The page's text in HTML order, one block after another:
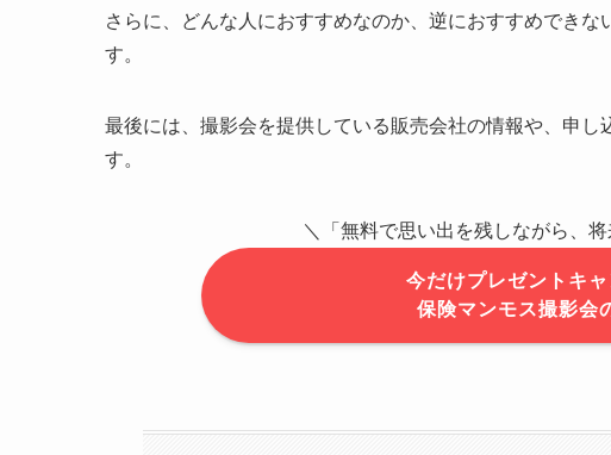
さらに、どんな人におすすめなのか、逆におすすめでき
す。
最後には、撮影会を提供している販売会社の情報や、申
す。
＼「無料で思い出を残しながら、
今だけプレゼントキャ
保険マンモス撮影会